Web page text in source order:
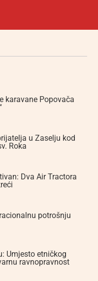
karavane Popovača
u Zaselju kod
Roka
Dva Air Tractora
potrošnju
Umjesto etničkog
ravnopravnost